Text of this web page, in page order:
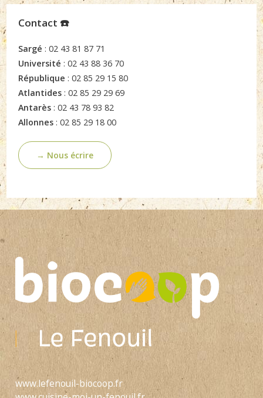
Contact ☎️
Sargé : 02 43 81 87 71
Université : 02 43 88 36 70
République : 02 85 29 15 80
Atlantides : 02 85 29 29 69
Antarès : 02 43 78 93 82
Allonnes : 02 85 29 18 00
→ Nous écrire
www.lefenouil-biocoop.fr